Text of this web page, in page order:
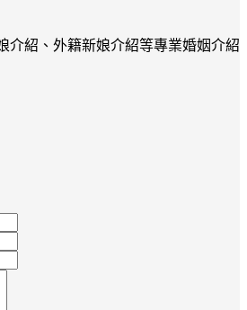
介紹、外籍新娘介紹等專業婚姻介紹